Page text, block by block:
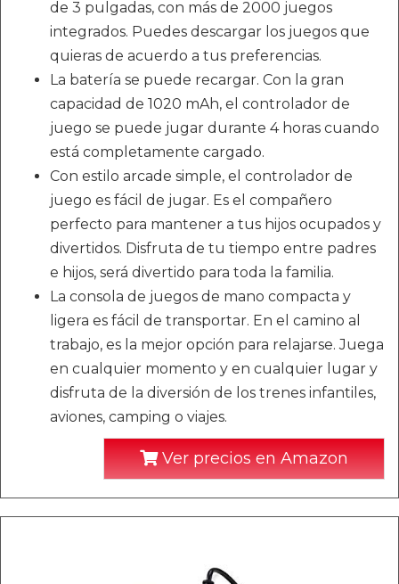
de 3 pulgadas, con más de 2000 juegos
integrados. Puedes descargar los juegos que
quieras de acuerdo a tus preferencias.
La batería se puede recargar. Con la gran
capacidad de 1020 mAh, el controlador de
juego se puede jugar durante 4 horas cuando
está completamente cargado.
Con estilo arcade simple, el controlador de
juego es fácil de jugar. Es el compañero
perfecto para mantener a tus hijos ocupados y
divertidos. Disfruta de tu tiempo entre padres
e hijos, será divertido para toda la familia.
La consola de juegos de mano compacta y
ligera es fácil de transportar. En el camino al
trabajo, es la mejor opción para relajarse. Juega
en cualquier momento y en cualquier lugar y
disfruta de la diversión de los trenes infantiles,
aviones, camping o viajes.
Ver precios en Amazon